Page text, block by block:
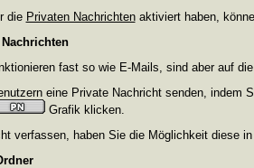
die Privaten Nachrichtenaktiviert haben,
fast so wie E-Mails, sind aber auf
eine Private Nachricht senden, indem
Grafik klicken.
verfassen, haben Sie die Möglichkeit diese